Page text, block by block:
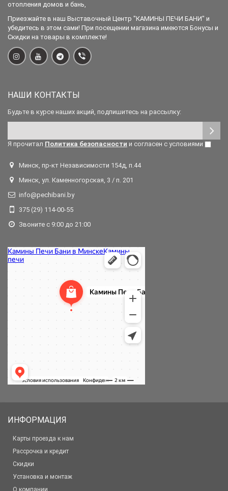
отопления домов и бань,
Приезжайте в наш Выставочный Центр "КАМИНЫ ПЕЧИ БАНИ" и
убедитесь в этом сами! При посещении магазина имеются Бонусы и
Скидки на товары в комплекте!
НАШИ КОНТАКТЫ
Будьте в курсе наших акций, подпишитесь на рассылку:
Я прочитал Политика безопасности и согласен с условиями
Минск, пр-кт Независимости 154д, п.44
Минск, ул. Каменногорская, 3 / п. 201
info@pechibani.by
375 (29) 114-00-55
Звоните с 9:00 до 21:00
ИНФОРМАЦИЯ
Карты проезда к нам
Рассрочка и кредит
Скидки
Установка и монтаж
О компании